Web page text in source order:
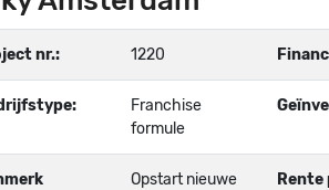
nr.: 1220
Franchise
formule
Opstart nieuwe
Rente